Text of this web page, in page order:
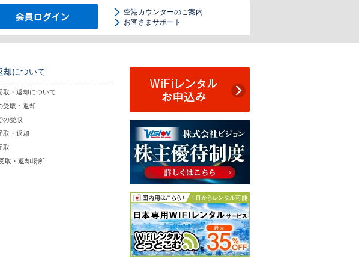
空港カウンターのご案内
お客さまサポート
却について
取・返却について
受取・返却
の受取
取・返却
取
取・返却場所